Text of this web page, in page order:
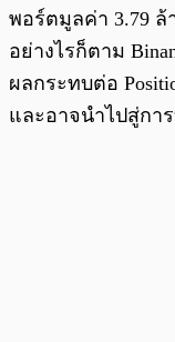
พอร์ตมูลค่า 3.79 ล้
อย่างไรก็ตาม
ผลกระทบต่อ
และอาจนำไปสู่กา